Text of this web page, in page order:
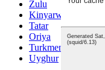
Zulu
Kinyarwanda
Tatar
Oriya
Turkmen
Uyghur